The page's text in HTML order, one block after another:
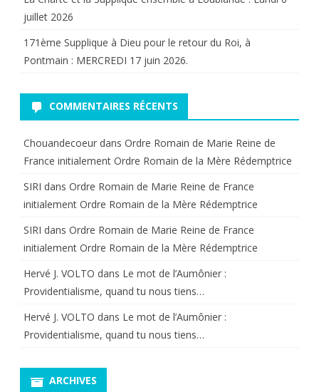
juillet 2026
171ème Supplique à Dieu pour le retour du Roi, à
Pontmain : MERCREDI 17 juin 2026.
COMMENTAIRES RÉCENTS
Chouandecoeur dans Ordre Romain de Marie Reine de
France initialement Ordre Romain de la Mère Rédemptrice
SIRI dans Ordre Romain de Marie Reine de France
initialement Ordre Romain de la Mère Rédemptrice
SIRI dans Ordre Romain de Marie Reine de France
initialement Ordre Romain de la Mère Rédemptrice
Hervé J. VOLTO dans Le mot de l’Aumônier :
Providentialisme, quand tu nous tiens…
Hervé J. VOLTO dans Le mot de l’Aumônier :
Providentialisme, quand tu nous tiens…
ARCHIVES